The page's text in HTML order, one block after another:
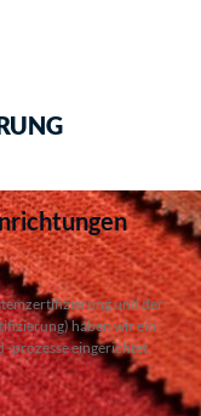
und der
haben wir ein
-prozesse eingerichtet.